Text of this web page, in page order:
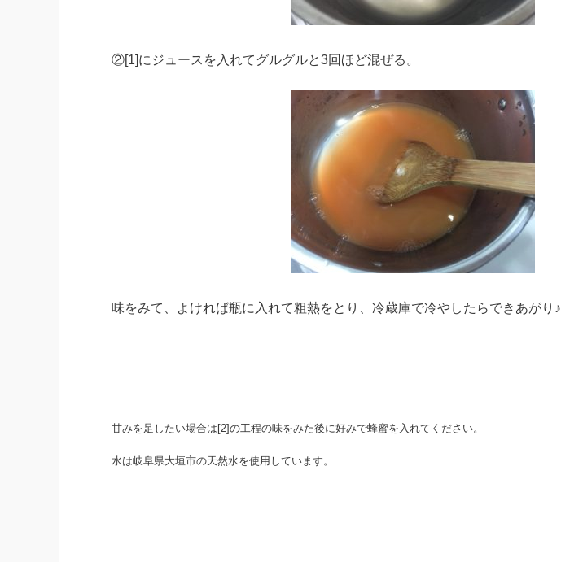
②[1]にジュースを入れてグルグルと3回ほど混ぜる。
味をみて、よければ瓶に入れて粗熱をとり、冷蔵庫で冷やしたらできあがり♪
甘みを足したい場合は[2]の工程の味をみた後に好みで蜂蜜を入れてください。
水は岐阜県大垣市の天然水を使用しています。